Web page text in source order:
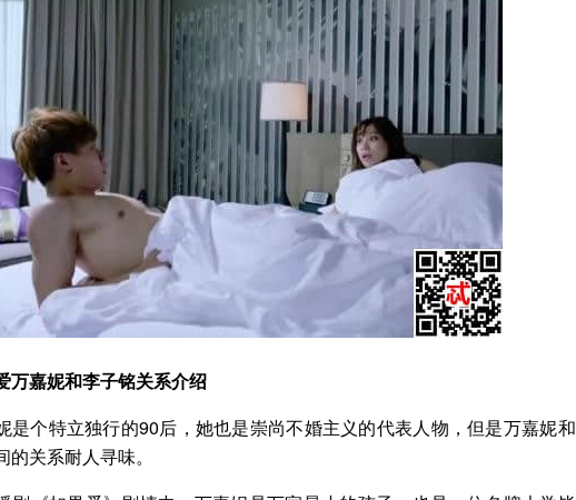
万嘉妮和李子铭关系介绍
特立独行的90后，她也是崇尚不婚主义的代表人物，但是万嘉妮和
的关系耐人寻味。